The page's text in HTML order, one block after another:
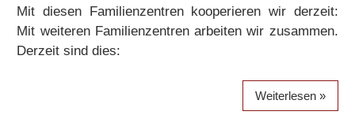
Mit diesen Familienzentren kooperieren wir derzeit:
Mit weiteren Familienzentren arbeiten wir zusammen.
Derzeit sind dies:
Weiterlesen